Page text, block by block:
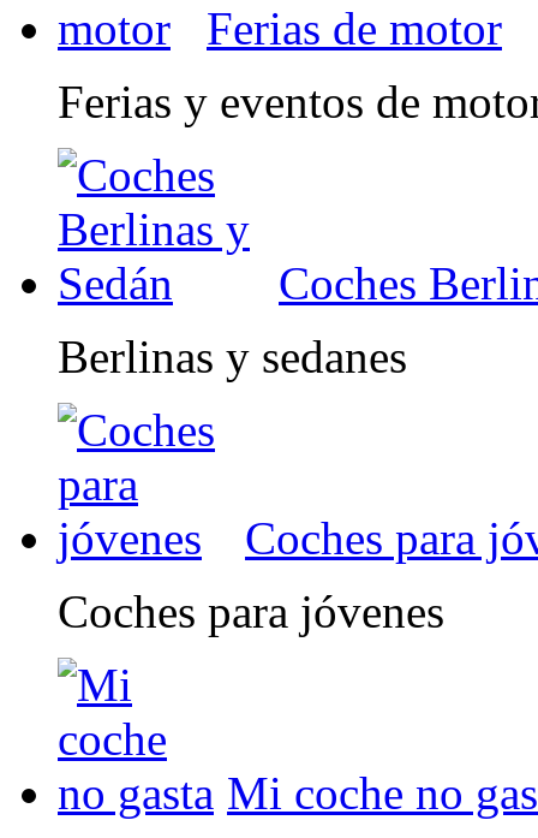
Ferias de motor
Ferias y eventos de
Coches
Berlinas y sedanes
Coches para
Coches para jóvenes
Mi coche no